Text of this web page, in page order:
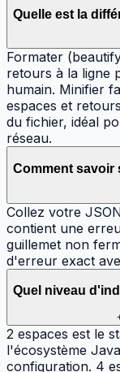
Quelle est la
Formater
retours à la ligne
humain. Minifier
espaces et
du fichier, idéal
réseau.
Comment savoir
Collez votre
contient une
guillemet non
d'erreur exact
Quel niveau
2 espaces est le
l'écosystème
configuration. 4